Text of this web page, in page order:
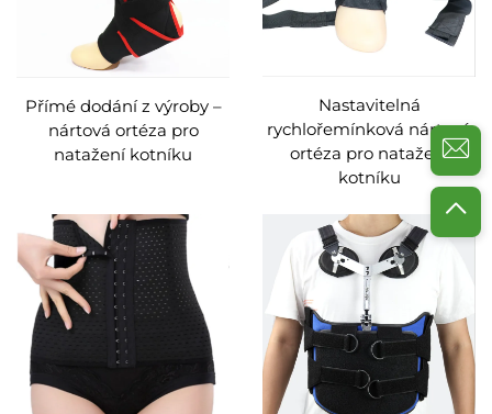
Přímé dodání z výroby –
nártová ortéza pro
natažení kotníku
Nastavitelná
rychlořemínková nártová
ortéza pro natažení
kotníku